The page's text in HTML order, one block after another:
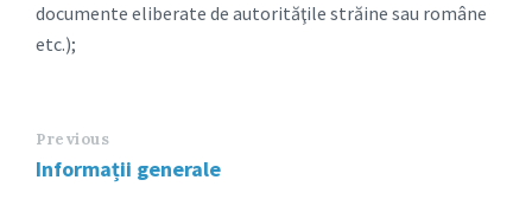
documente eliberate de autorităţile străine sau române
etc.);
Previous
Informații generale